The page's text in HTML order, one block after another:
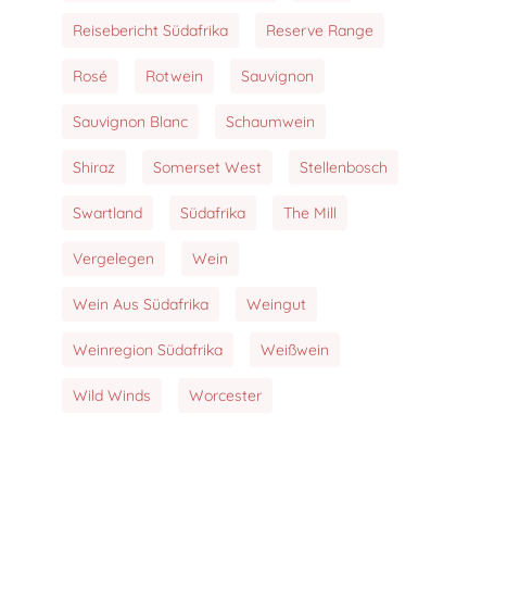
Reisebericht Südafrika Reserve Range
Rosé Rotwein Sauvignon
Sauvignon Blanc Schaumwein
Shiraz Somerset West Stellenbosch
Swartland Südafrika The Mill
Vergelegen Wein
Wein Aus Südafrika Weingut
Weinregion Südafrika Weißwein
Wild Winds Worcester